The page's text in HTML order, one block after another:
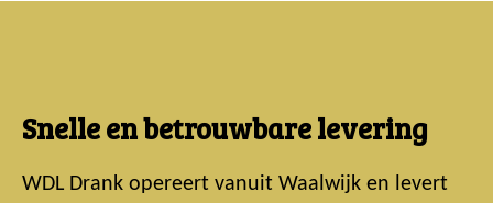
Snelle en betrouwbare levering
WDL Drank opereert vanuit Waalwijk en levert